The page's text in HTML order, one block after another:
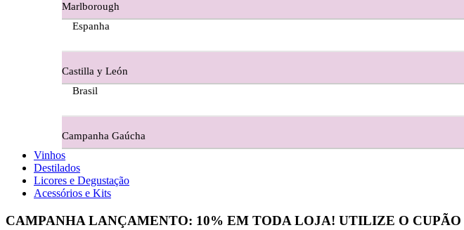
Guerreiro Vinhos - Bairrada
Herdade da Lisboa Alentejo
Herdade Do Freixo - Alentejo
Herdade do Moinho Branco - Alentejo
Marlborough
Espanha
Castilla y León
Brasil
Campanha Gaúcha
Vinhos
Destilados
Licores e Degustação
Acessórios e Kits
CAMPANHA LANÇAMENTO: 10% EM TODA LOJA! UTILIZE O CUPÃO